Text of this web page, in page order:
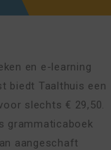
en e-learning
biedt Taalthuis een
slechts € 29,50.
grammaticaboek
aangeschaft